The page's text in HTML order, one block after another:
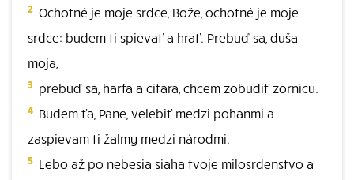
2 Ochotné je moje srdce, Bože, ochotné je moje
srdce: budem ti spievať a hrať. Prebuď sa, duša
moja,
3 prebuď sa, harfa a citara, chcem zobudiť zornicu.
4 Budem ťa, Pane, velebiť medzi pohanmi a
zaspievam ti žalmy medzi národmi.
5 Lebo až po nebesia siaha tvoje milosrdenstvo a